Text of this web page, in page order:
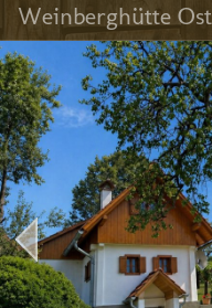
Weinberghütte